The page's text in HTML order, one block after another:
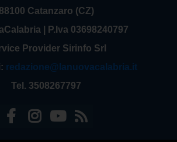
88100 Catanzaro (CZ)
| P.Iva 03698240797
Provider Sirinfo Srl
redazione@lanuovacalabria.it
Tel. 3508267797